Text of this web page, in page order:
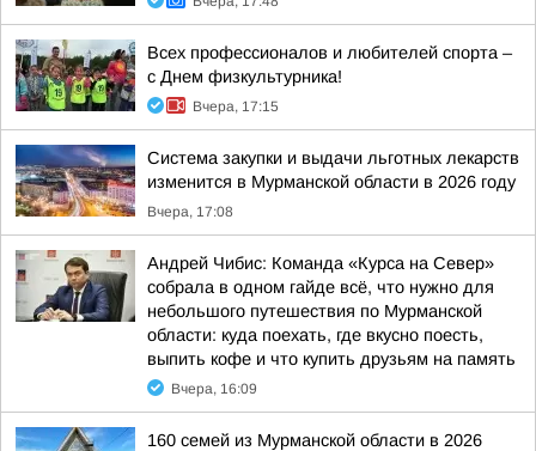
Всех профессионалов и любителей спорта –
с Днем физкультурника!
Вчера, 17:15
Система закупки и выдачи льготных лекарств
изменится в Мурманской области в 2026 году
Вчера, 17:08
Андрей Чибис: Команда «Курса на Север»
собрала в одном гайде всё, что нужно для
небольшого путешествия по Мурманской
области: куда поехать, где вкусно поесть,
выпить кофе и что купить друзьям на память
Вчера, 16:09
160 семей из Мурманской области в 2026